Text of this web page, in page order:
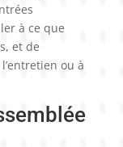
à ce que
et de
ou à